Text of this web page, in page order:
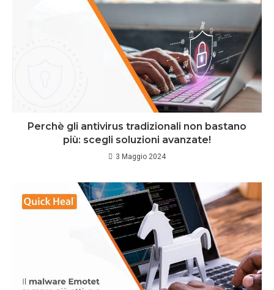
Perchè gli antivirus tradizionali non bastano
più: scegli soluzioni avanzate!
3 Maggio 2024